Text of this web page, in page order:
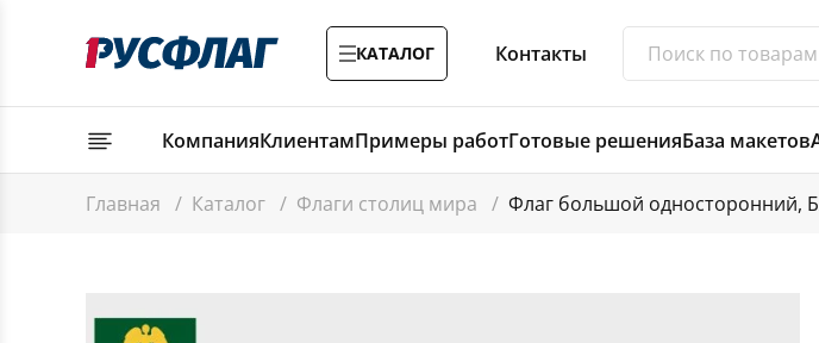
КАТАЛОГ Контакты
КомпанияКлиентамПримеры работГотовые решенияБаза макетов
Главная / Каталог / Флаги столиц мира / Флаг большой односторонний,